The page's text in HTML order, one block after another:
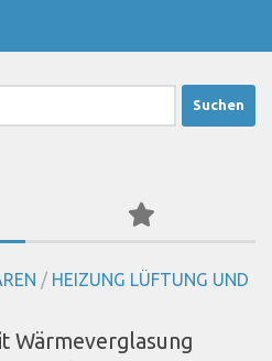
/ HEIZUNG LÜFTUNG UND
Wärmeverglasung